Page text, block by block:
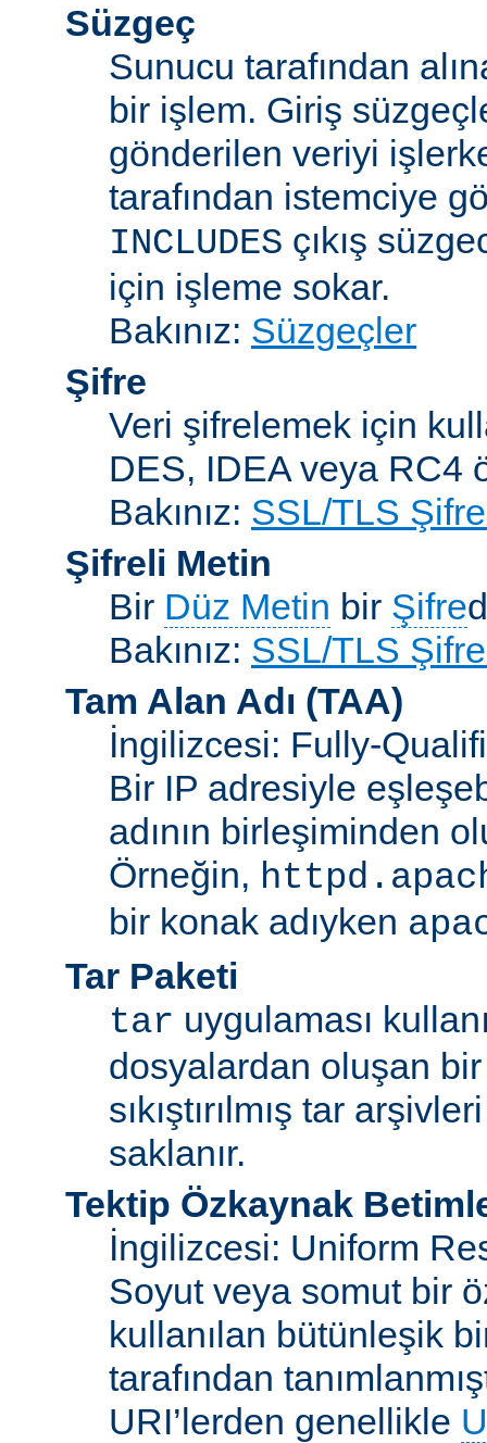
Süzgeç
Sunucu tarafından
bir işlem. Giriş
gönderilen veriyi
tarafından istemciye
INCLUDES çıkış
için işleme sokar.
Bakınız: Süzgeçler
Şifre
Veri şifrelemek için
DES, IDEA veya RC4
Bakınız: SSL/TLS
Şifreli Metin
Bir Düz Metin bir Şifre
Bakınız: SSL/TLS
Tam Alan Adı (TAA)
İngilizcesi: Fully-
Bir IP adresiyle
adının birleşiminden
Örneğin,
bir konak adıyken
Tar Paketi
tar uygulaması
dosyalardan oluşan bir
sıkıştırılmış tar
saklanır.
Tektip Özkaynak
İngilizcesi: Uniform
Soyut veya somut bir
kullanılan bütünleşik
tarafından
URI’lerden genellikle